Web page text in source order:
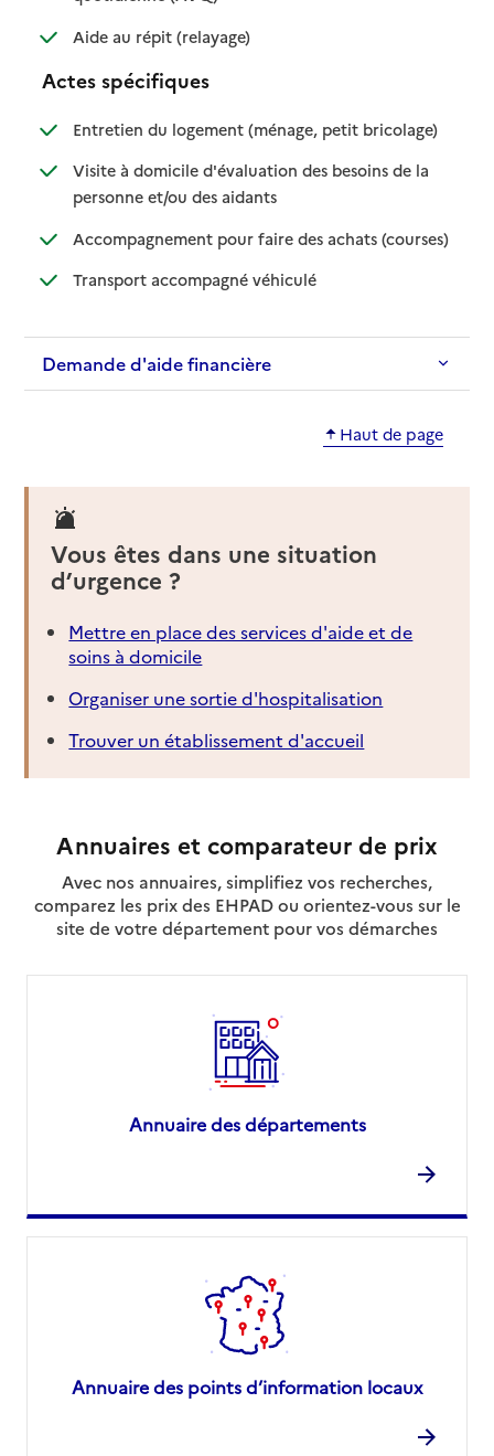
Aide au répit (relayage): disponible
: non disponible
Actes spécifiques
Entretien du logement (ménage, petit bricolage): disponible
: non
Visite à domicile d'évaluation des besoins de la
personne et/ou des aidants: disponible
: non disponible
Accompagnement pour faire des achats (courses)
:
: non
Transport accompagné véhiculé: disponible
: non disponible
Demande d'aide financière
Haut de page
Vous êtes dans une situation
d’urgence ?
Mettre en place des services d'aide et de
soins à domicile
Organiser une sortie d'hospitalisation
Trouver un établissement d'accueil
Annuaires et comparateur de prix
Avec nos annuaires, simplifiez vos recherches,
comparez les prix des EHPAD ou orientez-vous sur le
site de votre département pour vos démarches
Annuaire des départements
Annuaire des points d’information locaux